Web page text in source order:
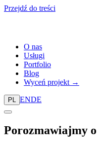
Przejdź do treści
O nas
Usługi
Portfolio
Blog
Wyceń projekt →
PL ENDE
Porozmawiajmy o